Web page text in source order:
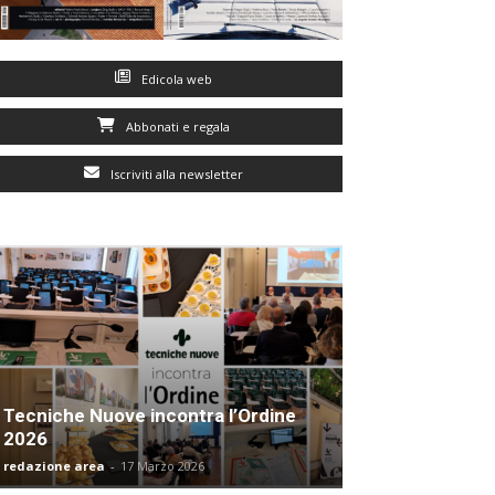
Edicola web
Abbonati e regala
Iscriviti alla newsletter
Tecniche Nuove incontra l’Ordine
2026
redazione area - 17 Marzo 2026